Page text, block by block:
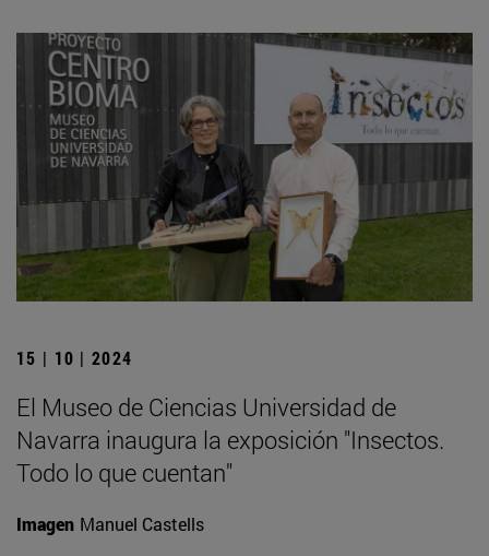
15 | 10 | 2024
El Museo de Ciencias Universidad de
Navarra inaugura la exposición "Insectos.
Todo lo que cuentan"
Imagen Manuel Castells